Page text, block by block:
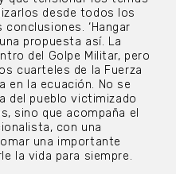
desde todos los
‘Hangar
propuesta así. La
del Golpe Militar, pero
cuarteles de la Fuerza
en la ecuación. No se
del pueblo victimizado
sino que acompaña el
con una
una importante
la vida para siempre.